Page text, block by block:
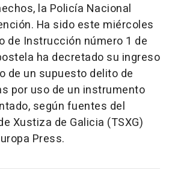
la Policía Nacional
Ha sido este miércoles
de Instrucción número 1 de
ha decretado su ingreso
de un supuesto delito de
por uso de un instrumento
según fuentes del
Xustiza de Galicia (TSXG)
Press.